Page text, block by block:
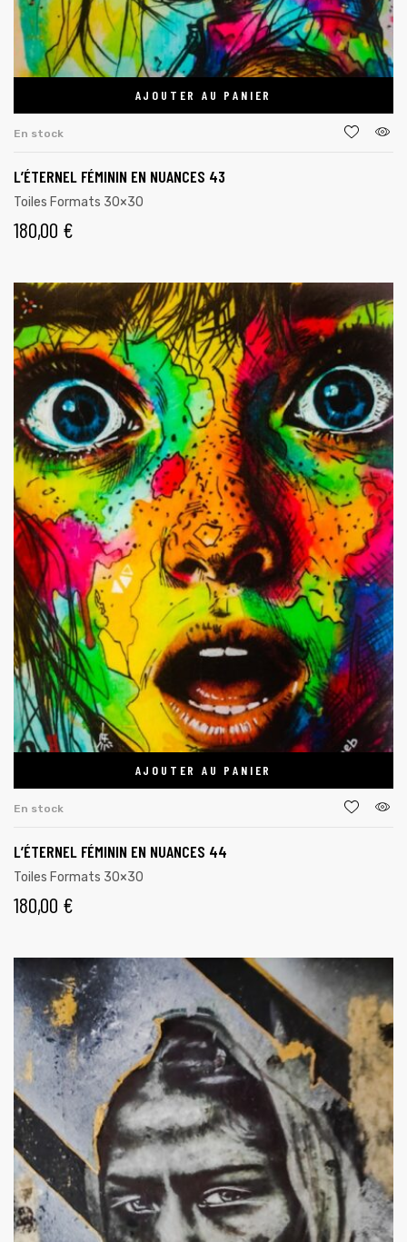
AJOUTER AU PANIER
En stock
L’ÉTERNEL FÉMININ EN NUANCES 43
Toiles Formats 30×30
180,00 €
AJOUTER AU PANIER
En stock
L’ÉTERNEL FÉMININ EN NUANCES 44
Toiles Formats 30×30
180,00 €